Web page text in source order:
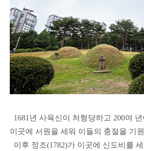
1681년 사육신이 처형당하고 200여 년
이곳에 서원을 세워 이들의 충절을 기
이후 정조(1782)가 이곳에 신도비를